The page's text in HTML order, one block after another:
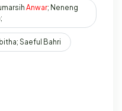
Anwar; Neneng
Saeful Bahri